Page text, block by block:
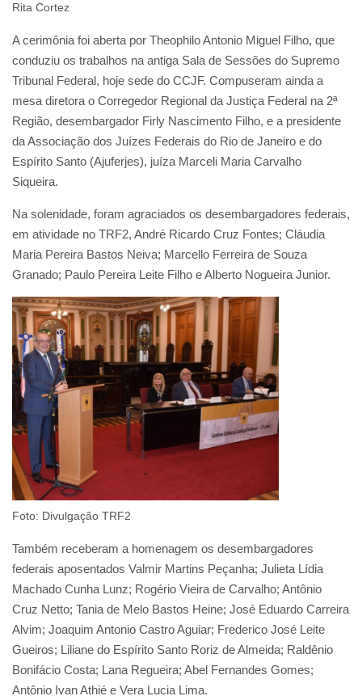
Rita Cortez
A cerimônia foi aberta por Theophilo Antonio Miguel Filho, que
conduziu os trabalhos na antiga Sala de Sessões do Supremo
Tribunal Federal, hoje sede do CCJF. Compuseram ainda a
mesa diretora o Corregedor Regional da Justiça Federal na 2ª
Região, desembargador Firly Nascimento Filho, e a presidente
da Associação dos Juízes Federais do Rio de Janeiro e do
Espírito Santo (Ajuferjes), juíza Marceli Maria Carvalho
Siqueira.
Na solenidade, foram agraciados os desembargadores federais,
em atividade no TRF2, André Ricardo Cruz Fontes; Cláudia
Maria Pereira Bastos Neiva; Marcello Ferreira de Souza
Granado; Paulo Pereira Leite Filho e Alberto Nogueira Junior.
Foto: Divulgação TRF2
Também receberam a homenagem os desembargadores
federais aposentados Valmir Martins Peçanha; Julieta Lídia
Machado Cunha Lunz; Rogério Vieira de Carvalho; Antônio
Cruz Netto; Tania de Melo Bastos Heine; José Eduardo Carreira
Alvim; Joaquim Antonio Castro Aguiar; Frederico José Leite
Gueiros; Liliane do Espírito Santo Roriz de Almeida; Raldênio
Bonifácio Costa; Lana Regueira; Abel Fernandes Gomes;
Antônio Ivan Athié e Vera Lucia Lima.